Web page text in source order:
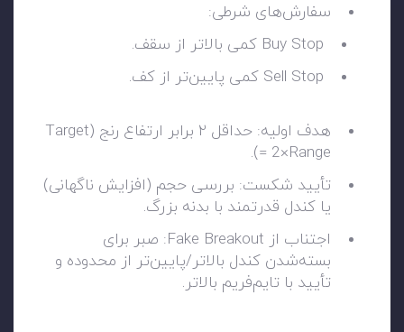
سفارش‌های شرطی:
Buy Stop کمی بالاتر از سقف.
Sell Stop کمی پایین‌تر از کف.
هدف اولیه: حداقل ۲ برابر ارتفاع رنج (Target
= 2×Range).
تأیید شکست: بررسی حجم (افزایش ناگهانی)
یا کندل قدرتمند با بدنه بزرگ.
اجتناب از Fake Breakout: صبر برای
بسته‌شدن کندل بالاتر/پایین‌تر از محدوده و
تأیید با تایم‌فریم بالاتر.